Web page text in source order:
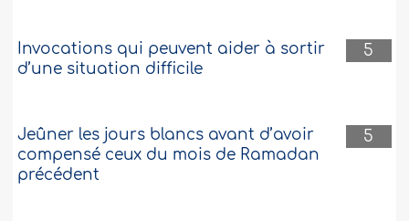
5
Invocations qui peuvent aider à sortir
d’une situation difficile
5
Jeûner les jours blancs avant d’avoir
compensé ceux du mois de Ramadan
précédent